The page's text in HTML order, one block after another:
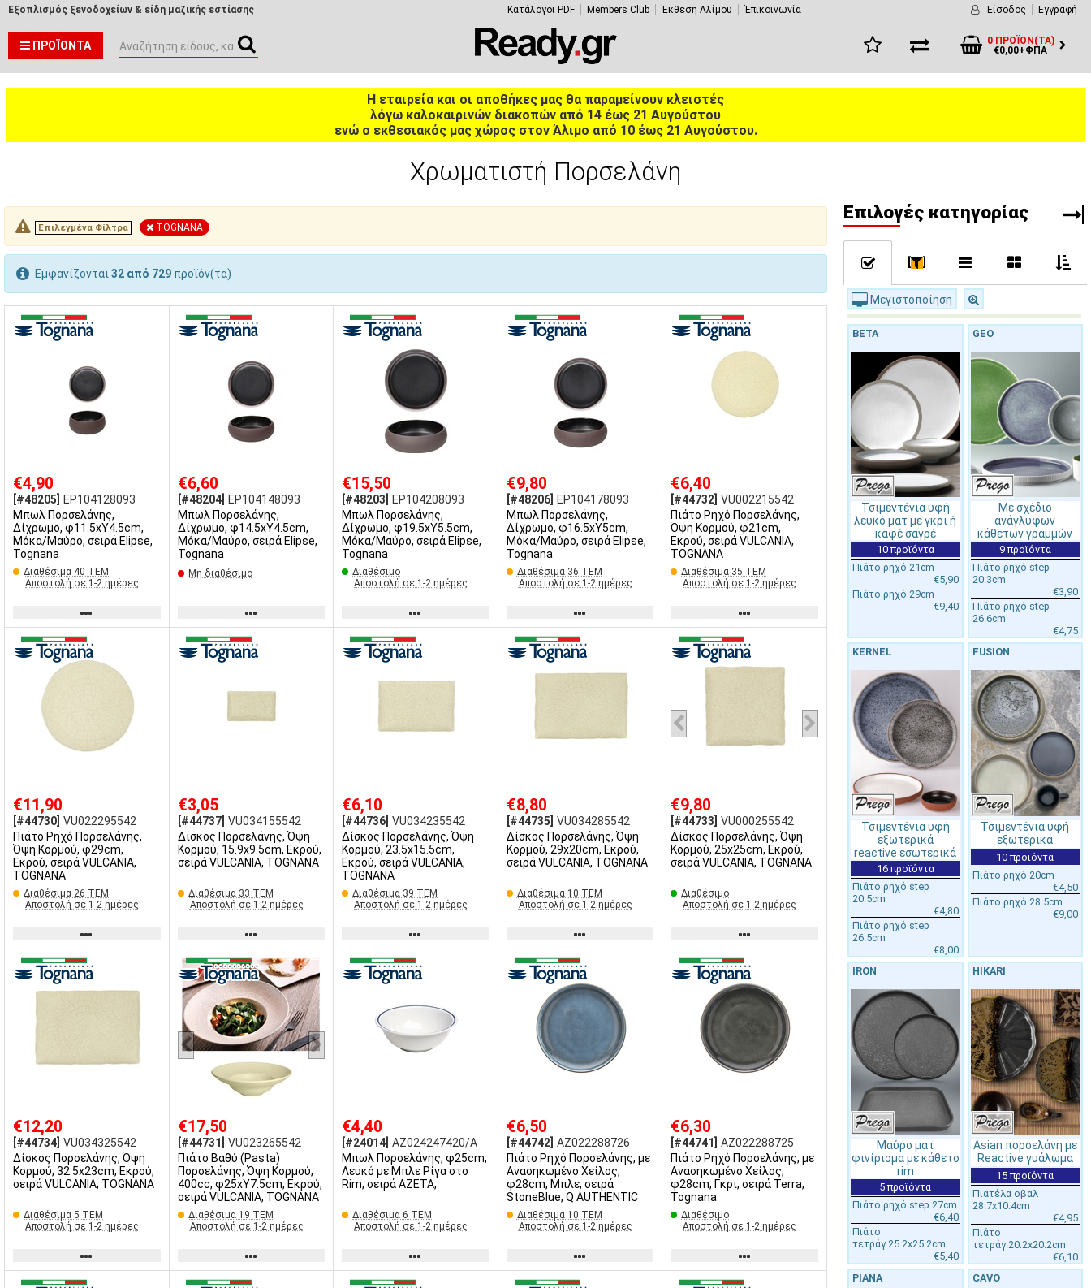
Εξοπλισμός ξενοδοχείων & είδη μαζικής εστίασης Κατάλογοι PDF Members Club Έκθεση Αλίμου Έπικοινωνία Είσοδος Εγγραφή
ΠΡΟΪΌΝΤΑ
0 ΠΡΟΪΌΝ(ΤΑ)
€0,00+ΦΠΑ
Η εταιρεία και οι αποθήκες μας θα παραμείνουν κλειστές
λόγω καλοκαιρινών διακοπών από 14 έως 21 Αυγούστου
ενώ ο εκθεσιακός μας χώρος στον Άλιμο από 10 έως 21 Αυγούστου.
Χρωματιστή Πορσελάνη
Επιλεγμένα Φίλτρα TOGNANA
Εμφανίζονται 32 από 729 προϊόν(τα)
€4,90
[#48205]
EP104128093
Μπωλ Πορσελάνης,
Δίχρωμο, φ11.5xΥ4.5cm,
Μόκα/Μαύρο, σειρά Elipse,
Tognana
Διαθέσιμα 40 ΤΕΜ
Αποστολή σε 1-2 ημέρες
€6,60
[#48204]
EP104148093
Μπωλ Πορσελάνης,
Δίχρωμο, φ14.5xΥ4.5cm,
Μόκα/Μαύρο, σειρά Elipse,
Tognana
Μη διαθέσιμο
€15,50
[#48203]
EP104208093
Μπωλ Πορσελάνης,
Δίχρωμο, φ19.5xΥ5.5cm,
Μόκα/Μαύρο, σειρά Elipse,
Tognana
Διαθέσιμο
Αποστολή σε 1-2 ημέρες
€9,80
[#48206]
EP104178093
Μπωλ Πορσελάνης,
Δίχρωμο, φ16.5xΥ5cm,
Μόκα/Μαύρο, σειρά Elipse,
Tognana
Διαθέσιμα 36 ΤΕΜ
Αποστολή σε 1-2 ημέρες
€6,40
[#44732] VU002215542
Πιάτο Ρηχό Πορσελάνης,
Όψη Κορμού, φ21cm,
Εκρού, σειρά VULCANIA,
TOGNANA
Διαθέσιμα 35 ΤΕΜ
Αποστολή σε 1-2 ημέρες
€11,90
[#44730] VU022295542
Πιάτο Ρηχό Πορσελάνης,
Όψη Κορμού, φ29cm,
Εκρού, σειρά VULCANIA,
TOGNANA
Διαθέσιμα 26 ΤΕΜ
Αποστολή σε 1-2 ημέρες
€3,05
[#44737] VU034155542
Δίσκος Πορσελάνης, Όψη
Κορμού, 15.9x9.5cm, Εκρού,
σειρά VULCANIA, TOGNANA
Διαθέσιμα 33 ΤΕΜ
Αποστολή σε 1-2 ημέρες
€6,10
[#44736] VU034235542
Δίσκος Πορσελάνης, Όψη
Κορμού, 23.5x15.5cm,
Εκρού, σειρά VULCANIA,
TOGNANA
Διαθέσιμα 39 ΤΕΜ
Αποστολή σε 1-2 ημέρες
€8,80
[#44735] VU034285542
Δίσκος Πορσελάνης, Όψη
Κορμού, 29x20cm, Εκρού,
σειρά VULCANIA, TOGNANA
Διαθέσιμα 10 ΤΕΜ
Αποστολή σε 1-2 ημέρες
€9,80
[#44733] VU000255542
Δίσκος Πορσελάνης, Όψη
Κορμού, 25x25cm, Εκρού,
σειρά VULCANIA, TOGNANA
Διαθέσιμο
Αποστολή σε 1-2 ημέρες
€12,20
[#44734] VU034325542
Δίσκος Πορσελάνης, Όψη
Κορμού, 32.5x23cm, Εκρού,
σειρά VULCANIA, TOGNANA
Διαθέσιμα 5 ΤΕΜ
Αποστολή σε 1-2 ημέρες
€17,50
[#44731]
VU023265542
Πιάτο Βαθύ (Pasta)
Πορσελάνης, Όψη Κορμού,
400cc, φ25xΥ7.5cm, Εκρού,
σειρά VULCANIA, TOGNANA
Διαθέσιμα 19 ΤΕΜ
Αποστολή σε 1-2 ημέρες
€4,40
[#24014] AZ024247420/A
Μπωλ Πορσελάνης, φ25cm,
Λευκό με Μπλε Ρίγα στο
Rim, σειρά AZETA,
Διαθέσιμα 6 ΤΕΜ
Αποστολή σε 1-2 ημέρες
€6,50
[#44742] AZ022288726
Πιάτο Ρηχό Πορσελάνης, με
Ανασηκωμένο Χείλος,
φ28cm, Μπλε, σειρά
StoneBlue, Q AUTHENTIC
Διαθέσιμα 10 ΤΕΜ
Αποστολή σε 1-2 ημέρες
€6,30
[#44741]
AZ022288725
Πιάτο Ρηχό Πορσελάνης, με
Ανασηκωμένο Χείλος,
φ28cm, Γκρι, σειρά Terra,
Tognana
Διαθέσιμο
Αποστολή σε 1-2 ημέρες
Eπιλογές κατηγορίας
[ ]
Μεγιστοποίηση
BETA
Τσιμεντένια υφή
λευκό ματ με γκρι ή
καφέ σαγρέ
10 προϊόντα
Πιάτο ρηχό 21cm
€5,90
Πιάτο ρηχό 29cm
€9,40
GEO
Με σχέδιο
ανάγλυφων
κάθετων γραμμών
9 προϊόντα
Πιάτο ρηχό step
20.3cm
€3,90
Πιάτο ρηχό step
26.6cm
€4,75
KERNEL
Τσιμεντένια υφή
εξωτερικά
reactive εσωτερικά
16 προϊόντα
Πιάτο ρηχό step
20.5cm
€4,80
Πιάτο ρηχό step
26.5cm
€8,00
FUSION
Τσιμεντένια υφή
εξωτερικά
10 προϊόντα
Πιάτο ρηχό 20cm
€4,50
Πιάτο ρηχό 28.5cm
€9,00
IRON
Μαύρο ματ
φινίρισμα με κάθετo
rim
5 προϊόντα
Πιάτο ρηχό step 27cm
€6,40
Πιάτο
τετράγ.25.2x25.2cm
€5,40
HIKARI
Asian πορσελάνη με
Reactive γυάλωμα
15 προϊόντα
Πιατέλα οβαλ
28.7x10.4cm
€4,95
Πιάτο
τετράγ.20.2x20.2cm
€6,10
PIANA
CAVO